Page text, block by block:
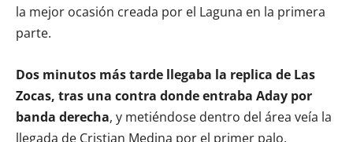
la mejor ocasión creada por el Laguna en la primera
parte.
Dos minutos más tarde llegaba la replica de Las
Zocas, tras una contra donde entraba Aday por
banda derecha, y metiéndose dentro del área veía la
llegada de Cristian Medina por el primer palo,